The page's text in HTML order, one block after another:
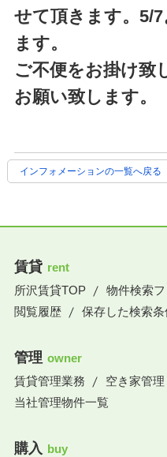
せて頂きます。5/
ます。
ご不便をお掛け致
お願い致します。
インフォメーションの一覧へ戻る
賃貸 rent
所沢賃貸TOP
物件検索
閲覧履歴
保存した検索条
管理 owner
賃貸管理業務
空き家管理
当社管理物件一覧
購入 buy